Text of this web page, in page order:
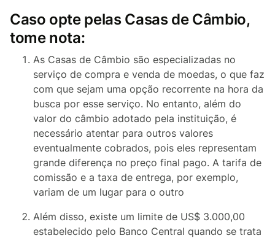
Caso opte pelas Casas de Câmbio,
tome nota:
As Casas de Câmbio são especializadas no
serviço de compra e venda de moedas, o que faz
com que sejam uma opção recorrente na hora da
busca por esse serviço. No entanto, além do
valor do câmbio adotado pela instituição, é
necessário atentar para outros valores
eventualmente cobrados, pois eles representam
grande diferença no preço final pago. A tarifa de
comissão e a taxa de entrega, por exemplo,
variam de um lugar para o outro
Além disso, existe um limite de US$ 3.000,00
estabelecido pelo Banco Central quando se trata